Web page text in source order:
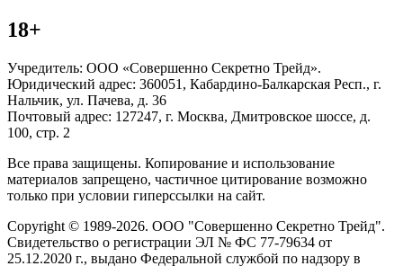
18+
Учредитель: ООО «Совершенно Секретно Трейд».
Юридический адрес: 360051, Кабардино-Балкарская Респ., г.
Нальчик, ул. Пачева, д. 36
Почтовый адрес: 127247, г. Москва, Дмитровское шоссе, д.
100, стр. 2
Все права защищены. Копирование и использование
материалов запрещено, частичное цитирование возможно
только при условии гиперссылки на сайт.
Copyright © 1989-2026. ООО "Совершенно Секретно Трейд".
Свидетельство о регистрации ЭЛ № ФС 77-79634 от
25.12.2020 г., выдано Федеральной службой по надзору в